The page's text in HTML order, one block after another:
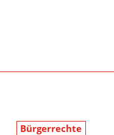
Bürgerrechte